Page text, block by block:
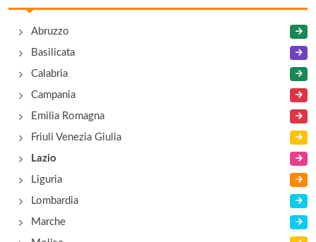
Arfango
via della Pace , Valmontone
Abruzzo
Basilicata
Calabria
Campania
Emilia Romagna
Friuli Venezia Giulia
Lazio
Liguria
Lombardia
Marche